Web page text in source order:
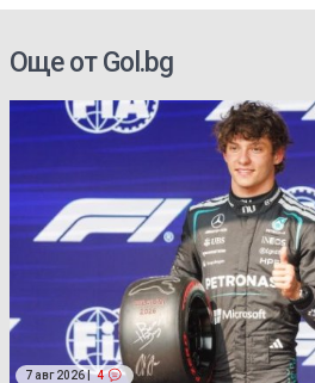
Още от Gol.bg
7 авг 2026 | 4